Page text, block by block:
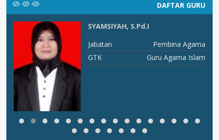
DAFTAR GURU
SYAMSIYAH, S.Pd.I
Jabatan
Pembina Agama
GTK
Guru Agama Islam